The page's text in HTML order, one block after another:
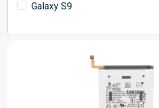
Galaxy S9